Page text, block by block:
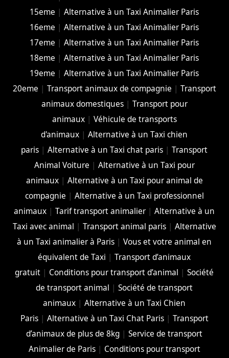
15eme |Alternative à un Taxi Animalier Paris
16eme |Alternative à un Taxi Animalier Paris
17eme |Alternative à un Taxi Animalier Paris
18eme |Alternative à un Taxi Animalier Paris
19eme |Alternative à un Taxi Animalier Paris
20eme | Transport animaux de compagnie | Transport
animaux domestiques| Transport pour
animaux| Véhicule de transports
d'animaux |Alternative à un Taxi chien
paris |Alternative à un Taxi chat paris |Transport
Animal Voiture | Alternative à un Taxi pour
animaux| Alternative à un Taxi pour animal de
compagnie | Alternative à un Taxi professionnel
animaux |Tarif transport animalier |Alternative à un
Taxi avec animal | Transport animal paris| Alternative
à un Taxi animalier à Paris |Vous et votre animal en
équivalent de Taxi |Transport d’animaux
gratuit | Conditions pour transport d’animal |Société
de transport animal |Société de transport
animaux |Alternative à un Taxi Chien
Paris| Alternative à un Taxi Chat Paris| Transport
d’animaux de plus de 8kg |Service de transport
Animalier de Paris| Conditions pour transport